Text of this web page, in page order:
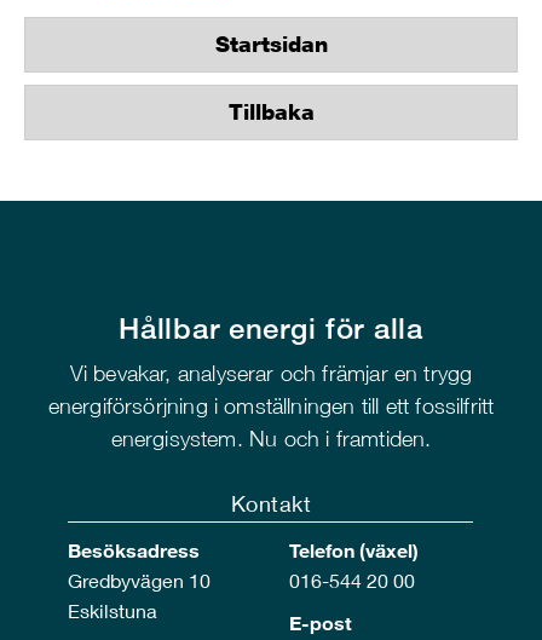
Startsidan
Tillbaka
Hållbar energi för alla
Vi bevakar, analyserar och främjar en trygg
energiförsörjning i omställningen till ett fossilfritt
energisystem. Nu och i framtiden.
Kontakt
Besöksadress
Gredbyvägen 10
Eskilstuna
Telefon (växel)
016-544 20 00
E-post